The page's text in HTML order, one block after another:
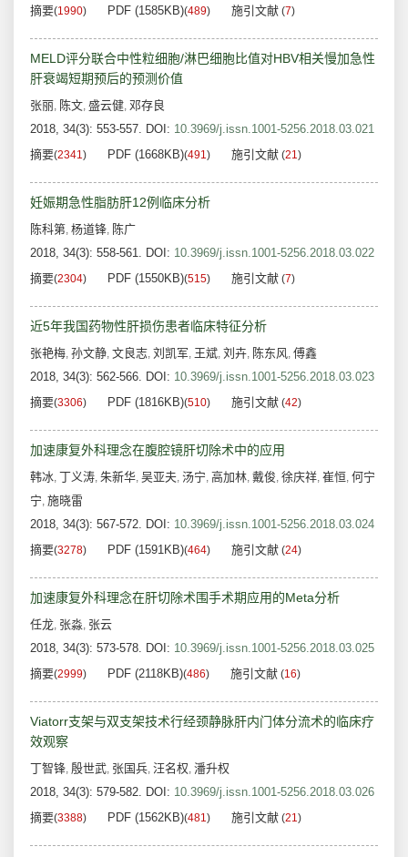
摘要(1990) PDF (1585KB)(489) 施引文献 (7)
MELD评分联合中性粒细胞/淋巴细胞比值对HBV相关慢加急性
肝衰竭短期预后的预测价值
张丽, 陈文, 盛云健, 邓存良
2018, 34(3): 553-557. DOI: 10.3969/j.issn.1001-5256.2018.03.021
摘要(2341) PDF (1668KB)(491) 施引文献 (21)
妊娠期急性脂肪肝12例临床分析
陈科第, 杨道锋, 陈广
2018, 34(3): 558-561. DOI: 10.3969/j.issn.1001-5256.2018.03.022
摘要(2304) PDF (1550KB)(515) 施引文献 (7)
近5年我国药物性肝损伤患者临床特征分析
张艳梅, 孙文静, 文良志, 刘凯军, 王斌, 刘卉, 陈东风, 傅鑫
2018, 34(3): 562-566. DOI: 10.3969/j.issn.1001-5256.2018.03.023
摘要(3306) PDF (1816KB)(510) 施引文献 (42)
加速康复外科理念在腹腔镜肝切除术中的应用
韩冰, 丁义涛, 朱新华, 吴亚夫, 汤宁, 高加林, 戴俊, 徐庆祥, 崔恒, 何宁
宁, 施晓雷
2018, 34(3): 567-572. DOI: 10.3969/j.issn.1001-5256.2018.03.024
摘要(3278) PDF (1591KB)(464) 施引文献 (24)
加速康复外科理念在肝切除术围手术期应用的Meta分析
任龙, 张淼, 张云
2018, 34(3): 573-578. DOI: 10.3969/j.issn.1001-5256.2018.03.025
摘要(2999) PDF (2118KB)(486) 施引文献 (16)
Viatorr支架与双支架技术行经颈静脉肝内门体分流术的临床疗
效观察
丁智锋, 殷世武, 张国兵, 汪名权, 潘升权
2018, 34(3): 579-582. DOI: 10.3969/j.issn.1001-5256.2018.03.026
摘要(3388) PDF (1562KB)(481) 施引文献 (21)